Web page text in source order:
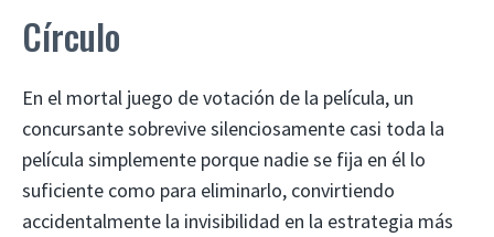
Círculo
En el mortal juego de votación de la película, un
concursante sobrevive silenciosamente casi toda la
película simplemente porque nadie se fija en él lo
suficiente como para eliminarlo, convirtiendo
accidentalmente la invisibilidad en la estrategia más